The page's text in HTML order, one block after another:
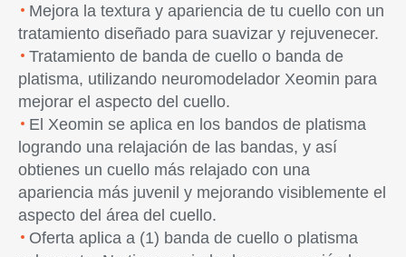
Mejora la textura y apariencia de tu cuello con un
tratamiento diseñado para suavizar y rejuvenecer.
Tratamiento de banda de cuello o banda de
platisma, utilizando neuromodelador Xeomin para
mejorar el aspecto del cuello.
El Xeomin se aplica en los bandos de platisma
logrando una relajación de las bandas, y así
obtienes un cuello más relajado con una
apariencia más juvenil y mejorando visiblemente el
aspecto del área del cuello.
Oferta aplica a (1) banda de cuello o platisma